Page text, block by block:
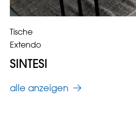
alle anzeigen
Tische
Extendo
SINTESI